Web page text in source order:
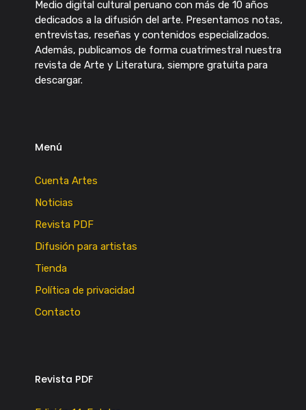
Medio digital cultural peruano con más de 10 años
dedicados a la difusión del arte. Presentamos notas,
entrevistas, reseñas y contenidos especializados.
Además, publicamos de forma cuatrimestral nuestra
revista de Arte y Literatura, siempre gratuita para
descargar.
Menú
Cuenta Artes
Noticias
Revista PDF
Difusión para artistas
Tienda
Política de privacidad
Contacto
Revista PDF